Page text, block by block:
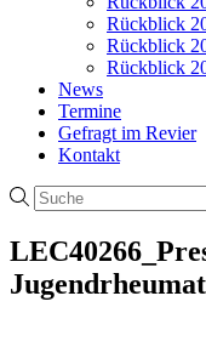
Rückblick
Rückblick
Rückblick
News
Termine
Gefragt im Revier
Kontakt